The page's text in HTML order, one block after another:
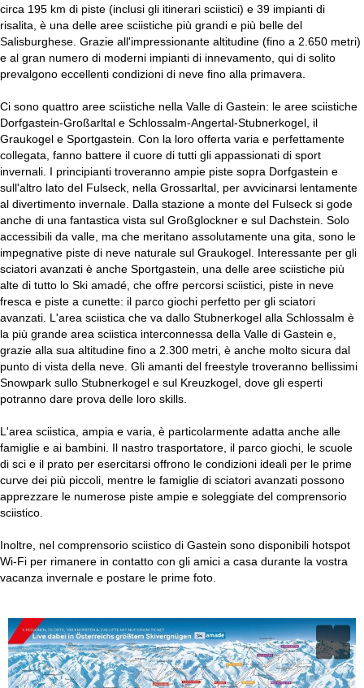
circa 195 km di piste (inclusi gli itinerari sciistici) e 39 impianti di
risalita, è una delle aree sciistiche più grandi e più belle del
Salisburghese. Grazie all'impressionante altitudine (fino a 2.650 metri)
e al gran numero di moderni impianti di innevamento, qui di solito
prevalgono eccellenti condizioni di neve fino alla primavera.
Ci sono quattro aree sciistiche nella Valle di Gastein: le aree sciistiche
Dorfgastein-Großarltal e Schlossalm-Angertal-Stubnerkogel, il
Graukogel e Sportgastein. Con la loro offerta varia e perfettamente
collegata, fanno battere il cuore di tutti gli appassionati di sport
invernali. I principianti troveranno ampie piste sopra Dorfgastein e
sull'altro lato del Fulseck, nella Grossarltal, per avvicinarsi lentamente
al divertimento invernale. Dalla stazione a monte del Fulseck si gode
anche di una fantastica vista sul Großglockner e sul Dachstein. Solo
accessibili da valle, ma che meritano assolutamente una gita, sono le
impegnative piste di neve naturale sul Graukogel. Interessante per gli
sciatori avanzati è anche Sportgastein, una delle aree sciistiche più
alte di tutto lo Ski amadé, che offre percorsi sciistici, piste in neve
fresca e piste a cunette: il parco giochi perfetto per gli sciatori
avanzati. L'area sciistica che va dallo Stubnerkogel alla Schlossalm è
la più grande area sciistica interconnessa della Valle di Gastein e,
grazie alla sua altitudine fino a 2.300 metri, è anche molto sicura dal
punto di vista della neve. Gli amanti del freestyle troveranno bellissimi
Snowpark sullo Stubnerkogel e sul Kreuzkogel, dove gli esperti
potranno dare prova delle loro skills.
L'area sciistica, ampia e varia, è particolarmente adatta anche alle
famiglie e ai bambini. Il nastro trasportatore, il parco giochi, le scuole
di sci e il prato per esercitarsi offrono le condizioni ideali per le prime
curve dei più piccoli, mentre le famiglie di sciatori avanzati possono
apprezzare le numerose piste ampie e soleggiate del comprensorio
sciistico.
Inoltre, nel comprensorio sciistico di Gastein sono disponibili hotspot
Wi-Fi per rimanere in contatto con gli amici a casa durante la vostra
vacanza invernale e postare le prime foto.